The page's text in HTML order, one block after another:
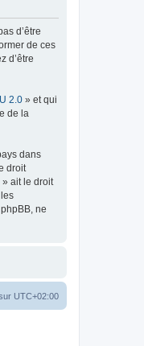
d’être
de ces
d’être
2.0 » et qui
de la
dans
droit
» ait le droit
ne
UTC+02:00